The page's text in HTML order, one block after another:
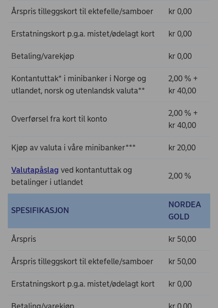
Årspris tilleggskort til ektefelle/samboer kr 0,00
Erstatningskort p.g.a. mistet/ødelagt kort kr 0,00
Betaling/varekjøp kr 0,00
Kontantuttak* i minibanker i Norge og
utlandet, norsk og utenlandsk valuta**
2,00 % +
kr 40,00
Overførsel fra kort til konto
2,00 % +
kr 40,00
Kjøp av valuta i våre minibanker*** kr 20,00
Valutapåslag ved kontantuttak og
betalinger i utlandet
2,00 %
SPESIFIKASJON
NORDEA
GOLD
Årspris kr 50,00
Årspris tilleggskort til ektefelle/samboer kr 50,00
Erstatningskort p.g.a. mistet/ødelagt kort kr 0,00